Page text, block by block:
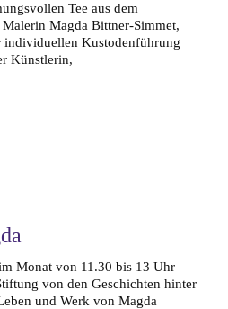
Tee aus dem
Magda Bittner-Simmet,
individuellen Kustodenführung
Künstlerin,
Monat von 11.30 bis 13 Uhr
von den Geschichten hinter
und Werk von Magda